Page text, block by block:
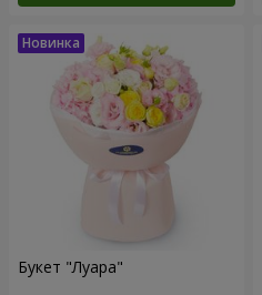
Букет "Луара"